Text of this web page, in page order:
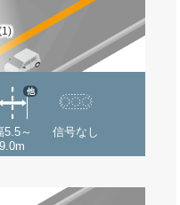
5.5～
9.0m
他
信号なし